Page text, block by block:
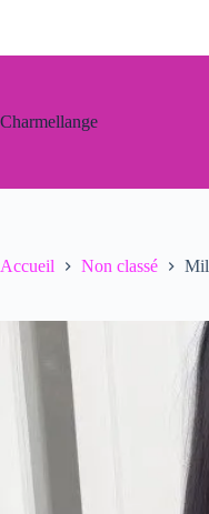
Charmellange
Accueil Non classé